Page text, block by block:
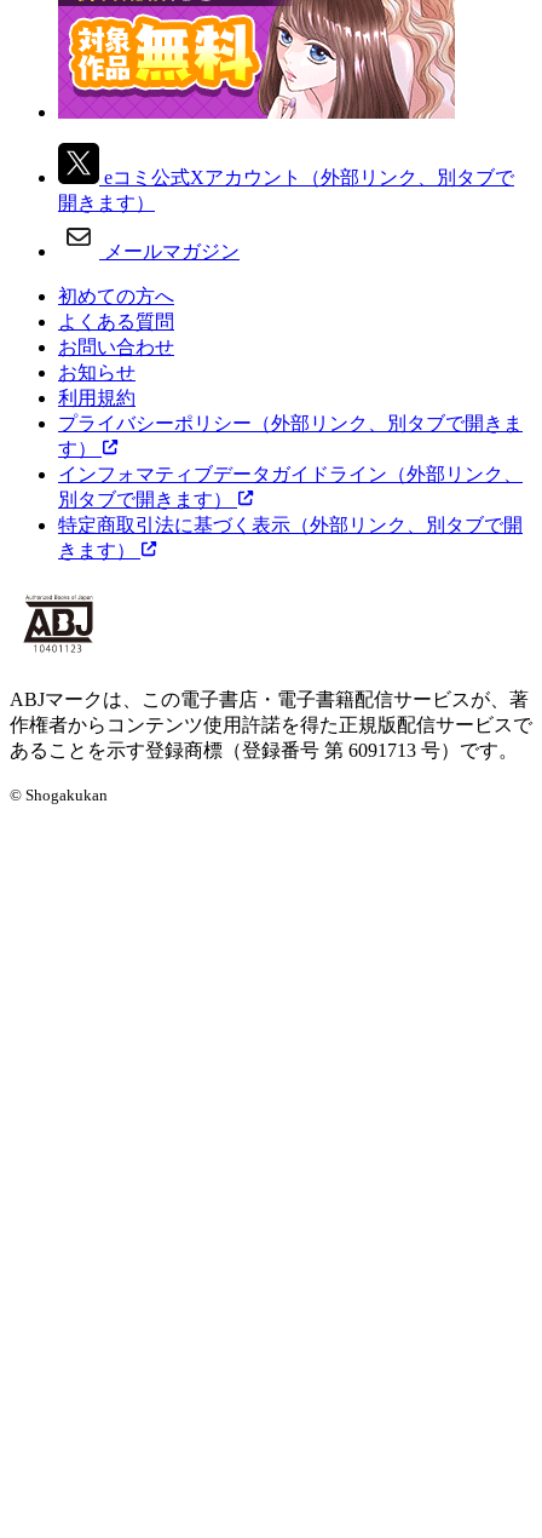
eコミ公式Xアカウント
（外部リンク、別タブで
開きます）
メールマガジン
初めての方へ
よくある質問
お問い合わせ
お知らせ
利用規約
プライバシーポリシー （外部リンク、別タブで開きま
す）
インフォマティブデータガイドライン （外部リンク、
別タブで開きます）
特定商取引法に基づく表示 （外部リンク、別タブで開
きます）
ABJマークは、この電子書店・電子書籍配信サービスが、著
作権者からコンテンツ使用許諾を得た正規版配信サービスで
あることを示す登録商標（登録番号 第 6091713 号）です。
© Shogakukan